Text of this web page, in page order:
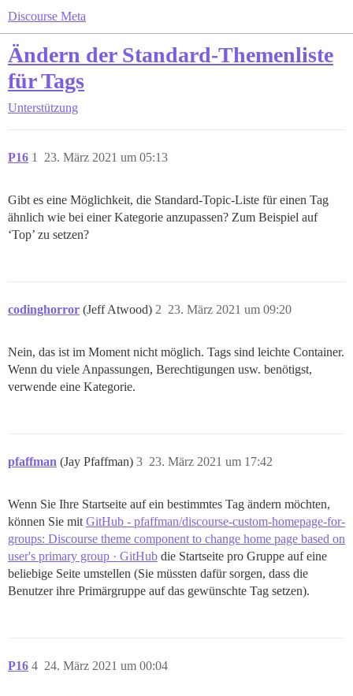
Discourse Meta
Ändern der Standard-Themenliste
für Tags
Unterstützung
P16 23. März 2021 um 05:13
1
Gibt es eine Möglichkeit, die Standard-Topic-Liste für einen Tag
ähnlich wie bei einer Kategorie anzupassen? Zum Beispiel auf
‘Top’ zu setzen?
codinghorror (Jeff Atwood) 23. März 2021 um 09:20
2
Nein, das ist im Moment nicht möglich. Tags sind leichte Container.
Wenn du viele Anpassungen, Berechtigungen usw. benötigst,
verwende eine Kategorie.
pfaffman (Jay Pfaffman) 23. März 2021 um 17:42
3
Wenn Sie Ihre Startseite auf ein bestimmtes Tag ändern möchten,
können Sie mit GitHub - pfaffman/discourse-custom-homepage-for-
groups: Discourse theme component to change home page based on
user's primary group · GitHub die Startseite pro Gruppe auf eine
beliebige Seite umstellen (Sie müssten dafür sorgen, dass die
Benutzer ihre Primärgruppe auf das gewünschte Tag setzen).
P16 24. März 2021 um 00:04
4